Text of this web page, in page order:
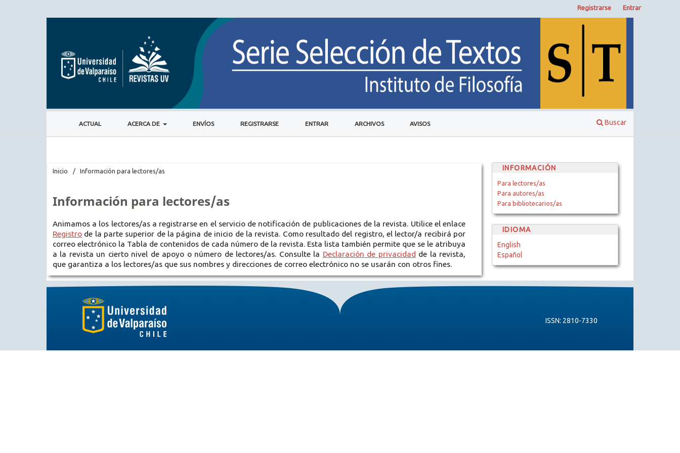
ACTUAL ACERCA DE ENVÍOS REGISTRARSE ENTRAR ARCHIVOS AVISOS Buscar
Registrarse Entrar
Inicio / Información para lectores/as
Información para lectores/as
Animamos a los lectores/as a registrarse en el servicio de notificación de publicaciones de la revista. Utilice el enlace
Registro de la parte superior de la página de inicio de la revista. Como resultado del registro, el lector/a recibirá por
correo electrónico la Tabla de contenidos de cada número de la revista. Esta lista también permite que se le atribuya
a la revista un cierto nivel de apoyo o número de lectores/as. Consulte la Declaración de privacidad de la revista,
que garantiza a los lectores/as que sus nombres y direcciones de correo electrónico no se usarán con otros fines.
INFORMACIÓN
Para lectores/as
Para autores/as
Para bibliotecarios/as
IDIOMA
English
Español
ISSN: 2810-7330